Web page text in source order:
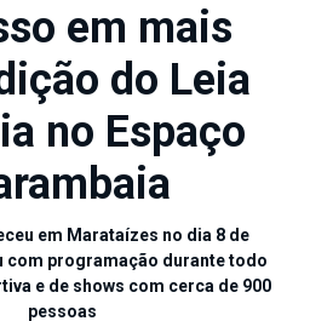
em mais
do Leia
no Espaço
em Marataízes no dia 8 de
com programação durante todo
e de shows com cerca de 900
pessoas